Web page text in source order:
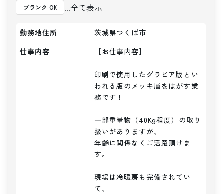
ブランク OK ...全て表示
勤務地住所
茨城県つくば市
仕事内容
【お仕事内容】
印刷で使用したグラビア版とい
われる版のメッキ層をはがす業
務です！
一部重量物（40Kg程度）の取り
扱いがありますが、
年齢に関係なくご活躍頂けま
す。
現場は冷暖房も完備されてい
て、